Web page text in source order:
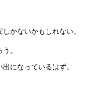
かないかもしれない。
。
になっているはず。